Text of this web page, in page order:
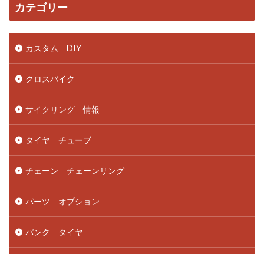
カテゴリー
カスタム DIY
クロスバイク
サイクリング 情報
タイヤ チューブ
チェーン チェーンリング
パーツ オプション
パンク タイヤ